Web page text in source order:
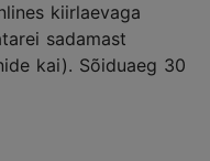
kiirlaevaga
sadamast
kai). Sõiduaeg 30